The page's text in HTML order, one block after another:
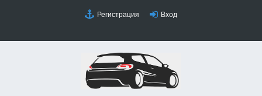
Регистрация Вход